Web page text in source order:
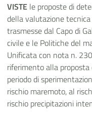
VISTE le proposte di
della valutazione
trasmesse dal Capo di
civile e le Politiche del
Unificata con nota n.
riferimento alla
periodo di
rischio maremoto, al
rischio precipitazioni